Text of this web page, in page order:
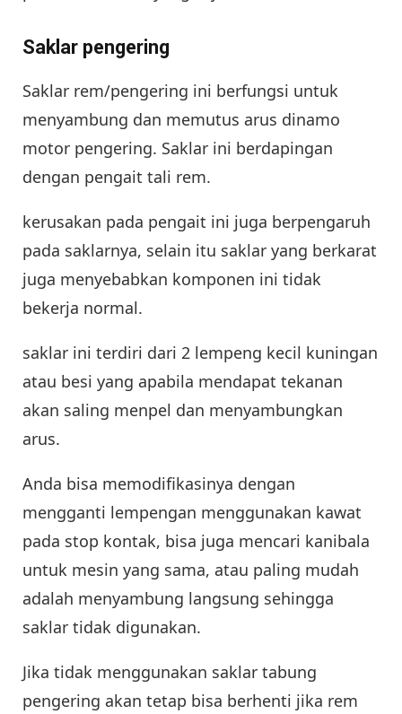
Saklar pengering
Saklar rem/pengering ini berfungsi untuk
menyambung dan memutus arus dinamo
motor pengering. Saklar ini berdapingan
dengan pengait tali rem.
kerusakan pada pengait ini juga berpengaruh
pada saklarnya, selain itu saklar yang berkarat
juga menyebabkan komponen ini tidak
bekerja normal.
saklar ini terdiri dari 2 lempeng kecil kuningan
atau besi yang apabila mendapat tekanan
akan saling menpel dan menyambungkan
arus.
Anda bisa memodifikasinya dengan
mengganti lempengan menggunakan kawat
pada stop kontak, bisa juga mencari kanibala
untuk mesin yang sama, atau paling mudah
adalah menyambung langsung sehingga
saklar tidak digunakan.
Jika tidak menggunakan saklar tabung
pengering akan tetap bisa berhenti jika rem